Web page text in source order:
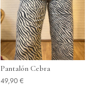
Pantalón Cebra
49,90€